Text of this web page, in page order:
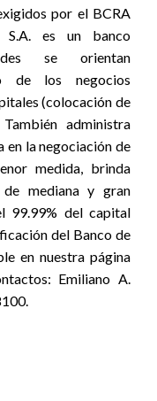
por el BCRA
S.A. es un banco
se orientan
de los negocios
(colocación de
administra
la negociación de
medida, brinda
de mediana y gran
99.99% del capital
del Banco de
en nuestra página
Emiliano A.